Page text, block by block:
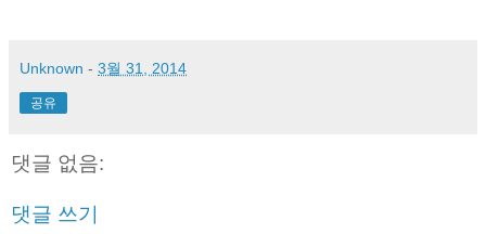
Unknown - 3월 31, 2014
공유
댓글 없음:
댓글 쓰기